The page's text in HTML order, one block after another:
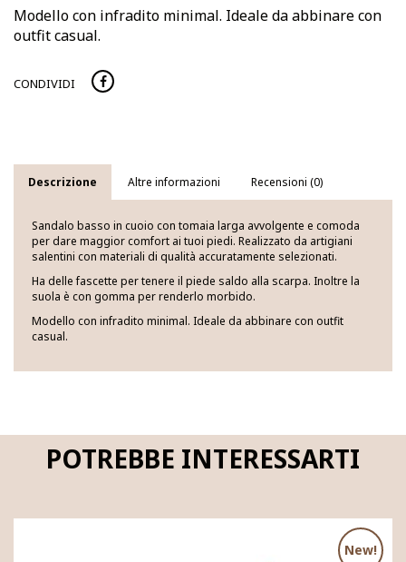
Modello con infradito minimal. Ideale da abbinare con
outfit casual.
CONDIVIDI
Descrizione Altre informazioni Recensioni (0)
Sandalo basso in cuoio con tomaia larga avvolgente e comoda
per dare maggior comfort ai tuoi piedi. Realizzato da artigiani
salentini con materiali di qualità accuratamente selezionati.
Ha delle fascette per tenere il piede saldo alla scarpa. Inoltre la
suola è con gomma per renderlo morbido.
Modello con infradito minimal. Ideale da abbinare con outfit
casual.
POTREBBE INTERESSARTI
New!